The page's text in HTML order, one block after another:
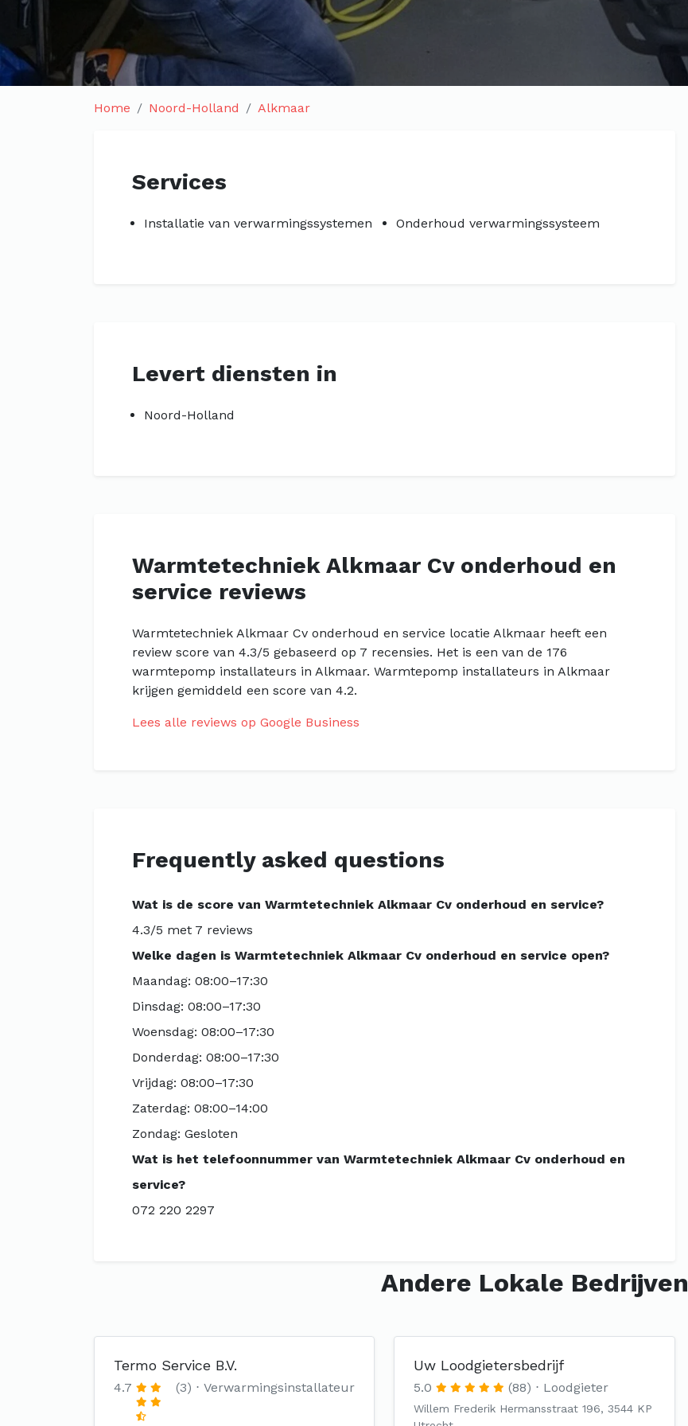
Home Noord-Holland Alkmaar
Services
Installatie van verwarmingssystemen Onderhoud verwarmingssysteem
Levert diensten in
Noord-Holland
Warmtetechniek Alkmaar Cv onderhoud en
service reviews
Warmtetechniek Alkmaar Cv onderhoud en service locatie Alkmaar heeft een
review score van 4.3/5 gebaseerd op 7 recensies. Het is een van de 176
warmtepomp installateurs in Alkmaar. Warmtepomp installateurs in Alkmaar
krijgen gemiddeld een score van 4.2.
Lees alle reviews op Google Business
Frequently asked questions
Wat is de score van Warmtetechniek Alkmaar Cv onderhoud en service?
4.3/5 met 7 reviews
Welke dagen is Warmtetechniek Alkmaar Cv onderhoud en service open?
Maandag: 08:00–17:30
Dinsdag: 08:00–17:30
Woensdag: 08:00–17:30
Donderdag: 08:00–17:30
Vrijdag: 08:00–17:30
Zaterdag: 08:00–14:00
Zondag: Gesloten
Wat is het telefoonnummer van Warmtetechniek Alkmaar Cv onderhoud en
service?
072 220 2297
Andere Lokale Bedrijven
Termo Service B.V.
4.7 (3) Verwarmingsinstallateur
Uw Loodgietersbedrijf
5.0 (88) Loodgieter
Willem Frederik Hermansstraat 196, 3544 KP